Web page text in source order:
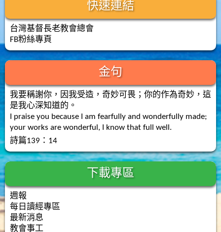
快速連結
台灣基督長老教會總會
FB粉絲專頁
金句
我要稱謝你，因我受造，奇妙可畏；你的作為奇妙，這
是我心深知道的。
I praise you because I am fearfully and wonderfully made;
your works are wonderful, I know that full well.
詩篇139：14
下載專區
週報
每日讀經專區
最新消息
教會事工